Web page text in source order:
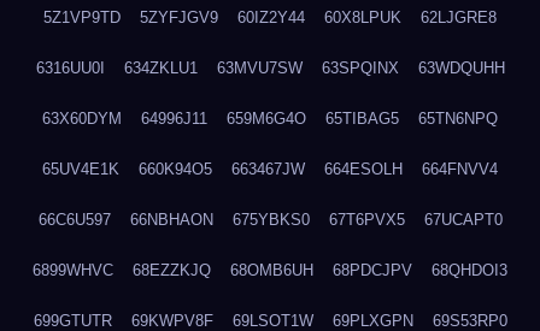
5Z1VP9TD 5ZYFJGV9 60IZ2Y44 60X8LPUK 62LJGRE8
6316UU0I 634ZKLU1 63MVU7SW 63SPQINX 63WDQUHH
63X60DYM 64996J11 659M6G4O 65TIBAG5 65TN6NPQ
65UV4E1K 660K94O5 663467JW 664ESOLH 664FNVV4
66C6U597 66NBHAON 675YBKS0 67T6PVX5 67UCAPT0
6899WHVC 68EZZKJQ 68OMB6UH 68PDCJPV 68QHDOI3
699GTUTR 69KWPV8F 69LSOT1W 69PLXGPN 69S53RP0